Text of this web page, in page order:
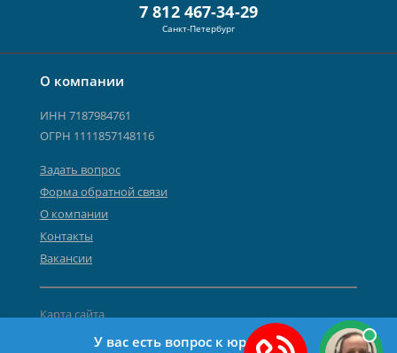
О компании
ИНН 7187984761
ОГРН 1111857148116
Задать вопрос
Форма обратной связи
О компании
Контакты
Вакансии
Карта сайта
Политика персональных данных
7 812 467-34-29
Санкт-Петербург
У вас есть вопрос к юристу?